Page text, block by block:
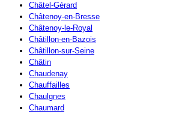
Châtel-Gérard
Châtenoy-en-Bresse
Châtenoy-le-Royal
Châtillon-en-Bazois
Châtillon-sur-Seine
Châtin
Chaudenay
Chauffailles
Chaulgnes
Chaumard